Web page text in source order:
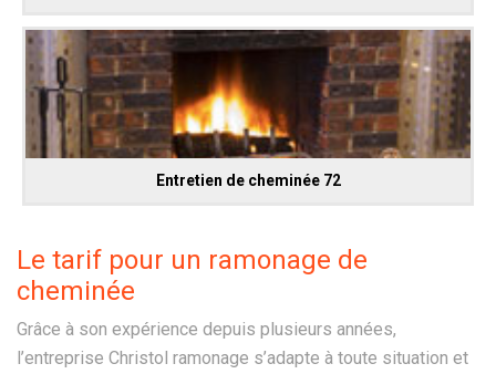
Entretien de cheminée 72
Le tarif pour un ramonage de
cheminée
Grâce à son expérience depuis plusieurs années,
l’entreprise Christol ramonage s’adapte à toute situation et